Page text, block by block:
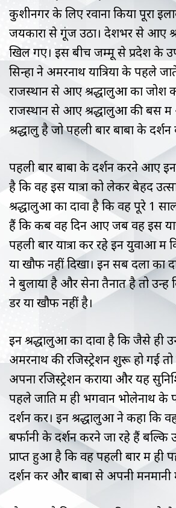
कुशीनगर के लिए रवाना किया पूरा
जयकारों से गूंज उठा। देशभर से आए
खिल गए। इस बीच जम्मू से प्रदेश के
सिन्हा ने अमरनाथ यात्रियों के पहले
राजस्थान से आए श्रद्धालुओं का जोश
राजस्थान से आए श्रद्धालुओं की बस
श्रद्धालु है जो पहली बार बाबा के
पहली बार बाबा के दर्शन करने आए इन
है कि वह इस यात्रा को लेकर बेहद
श्रद्धालुओं का दावा है कि वह पूरे 1
हैं कि कब वह दिन आए जब वह इस
पहली बार यात्रा कर रहे इन युवाओं में
या खौफ नहीं दिखा। इन सब दलों का
ने बुलाया है और सेना तैनात है तो उन्हें
डर या खौफ नहीं है।
इन श्रद्धालुओं का दावा है कि जैसे ही
अमरनाथ की रजिस्ट्रेशन शुरू हो गई
अपना रजिस्ट्रेशन कराया और यह
पहले जाति में ही भगवान भोलेनाथ के
दर्शन करें। इन श्रद्धालुओं ने कहा कि
बर्फानी के दर्शन करने जा रहे हैं बल्कि
प्राप्त हुआ है कि वह पहली बार में ही
दर्शन करें और बाबा से अपनी मनमानी